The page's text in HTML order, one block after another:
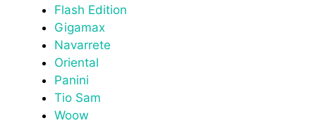
Flash Edition
Gigamax
Navarrete
Oriental
Panini
Tio Sam
Woow